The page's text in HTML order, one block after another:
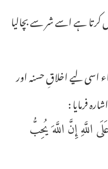
ہے اسے شر سے بچالیا
اسی لیے اخلاقِ حسنہ اور
فرمایا :
إِنَّ اللَّهَ يُحِبُّ